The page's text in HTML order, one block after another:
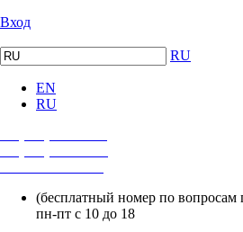
Вход
RU
EN
RU
(бесплатный номер по вопросам
пн-пт с 10 до 18